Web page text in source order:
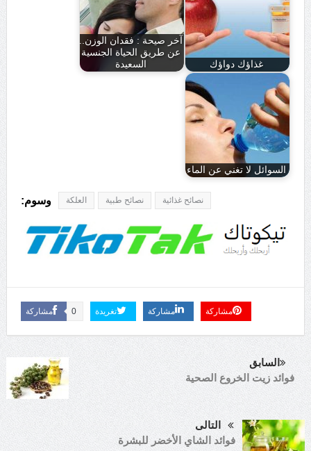
غذاؤك دواؤك
آخر صيحة : فقدان الوزن..
عن طريق الحياة الجنسية
السعيدة
السوائل لا تغني عن الماء
وسوم: العلكة نصائح طبية نصائح غذائية
مشاركة 0 تغريدة مشاركة مشاركة
السابق
فوائد زيت الخروع الصحية
التالى
فوائد الشاي الأخضر للبشرة